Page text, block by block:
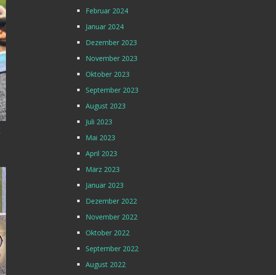
Februar 2024
Januar 2024
Dezember 2023
November 2023
Oktober 2023
September 2023
August 2023
Juli 2023
Mai 2023
April 2023
März 2023
Januar 2023
Dezember 2022
November 2022
Oktober 2022
September 2022
August 2022